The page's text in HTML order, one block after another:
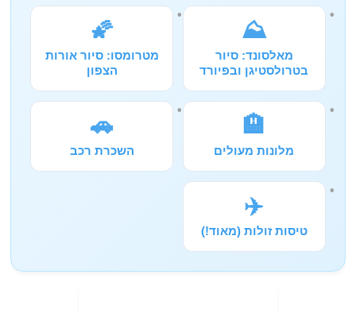
⛰️
מאלסונד: סיור
בטרולסטיגן ובפיורד
🌠
מטרומסו: סיור אורות
הצפון
🏨
מלונות מעולים
🚗
השכרת רכב
✈️
טיסות זולות (מאוד!)